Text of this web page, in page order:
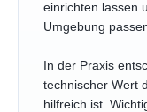
einrichten lassen
Umgebung
In der Praxis
technischer Wert
hilfreich ist.